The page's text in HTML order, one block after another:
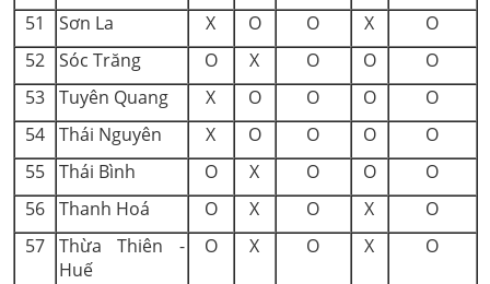
51
Sơn La X O O X
O
52
Sóc Trăng O X O O
O
53
Tuyên Quang X O O O
O
54
Thái Nguyên X O O O
O
55
Thái Bình O X O O
O
56
Thanh Hoá O X O X
O
57
Thừa Thiên -
Huế
O X O X O